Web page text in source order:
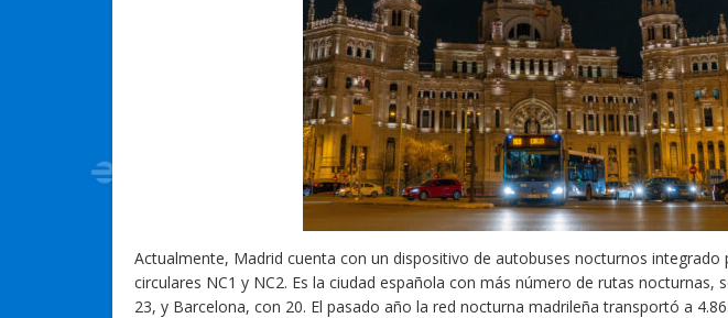
Actualmente, Madrid cuenta con un dispositivo de autobuses nocturnos integrado
circulares NC1 y NC2. Es la ciudad española con más número de rutas nocturnas,
23, y Barcelona, con 20. El pasado año la red nocturna madrileña transportó a